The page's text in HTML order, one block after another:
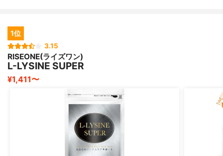
1位
3.15
RISEONE(ライズワン)
L-LYSINE SUPER
¥1,411〜